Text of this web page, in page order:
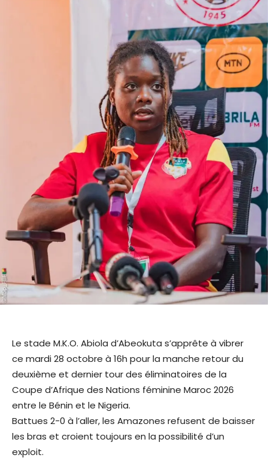
Le stade M.K.O. Abiola d’Abeokuta s’apprête à vibrer
ce mardi 28 octobre à 16h pour la manche retour du
deuxième et dernier tour des éliminatoires de la
Coupe d’Afrique des Nations féminine Maroc 2026
entre le Bénin et le Nigeria.
Battues 2-0 à l’aller, les Amazones refusent de baisser
les bras et croient toujours en la possibilité d’un
exploit.